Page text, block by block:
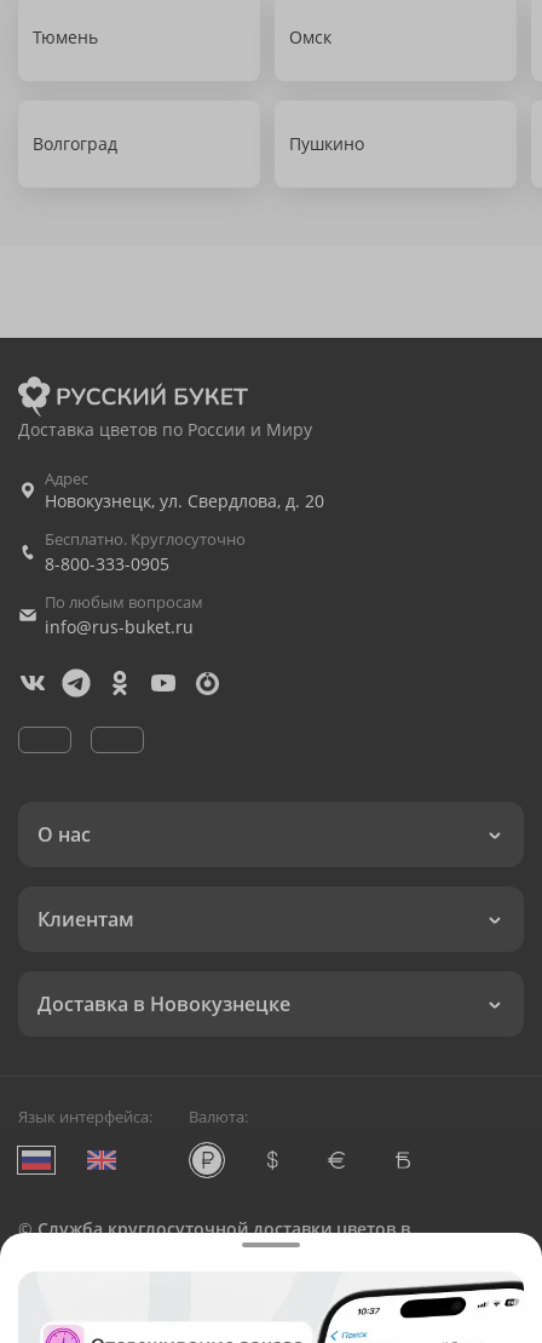
Тюмень Омск
Волгоград Пушкино
Доставка цветов по России и Миру
Адрес
Новокузнецк, ул. Свердлова, д. 20
Бесплатно. Круглосуточно
8-800-333-0905
По любым вопросам
info@rus-buket.ru
О нас
Клиентам
Доставка в Новокузнецке
Язык интерфейса: Валюта:
©Служба круглосуточной доставки цветов в
Русский Букет, 2026
Общество с ограниченной ответственностью «Технология»